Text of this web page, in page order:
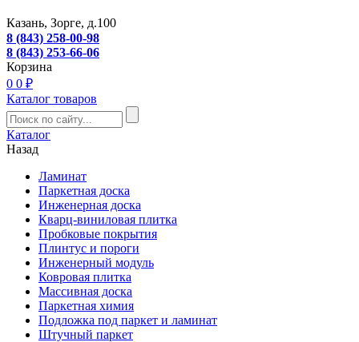
Казань, Зорге, д.100
8 (843) 258-00-98
8 (843) 253-66-06
Корзина
0 0 ₽
Каталог товаров
Каталог
Назад
Ламинат
Паркетная доска
Инженерная доска
Кварц-виниловая плитка
Пробковые покрытия
Плинтус и пороги
Инженерный модуль
Ковровая плитка
Массивная доска
Паркетная химия
Подложка под паркет и ламинат
Штучный паркет